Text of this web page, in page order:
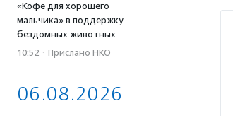
«Кофе для хорошего
мальчика» в поддержку
бездомных животных
10:52 · Прислано НКО
06.08.2026